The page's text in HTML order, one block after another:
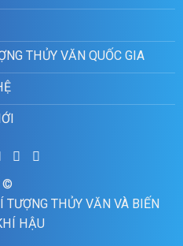
THỦY VĂN QUỐC GIA
©
THỦY VĂN VÀ BIẾN
HẬU